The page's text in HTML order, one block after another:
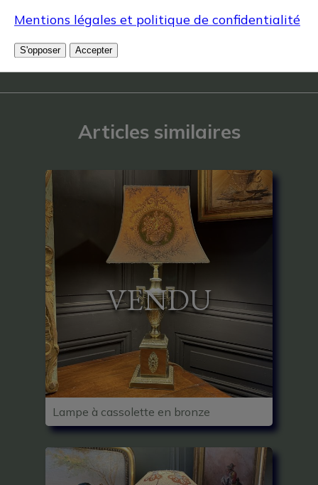
Articles similaires
Lampe à cassolette en bronze
VENDU
Mentions légales et politique de confidentialité
S'opposer Accepter